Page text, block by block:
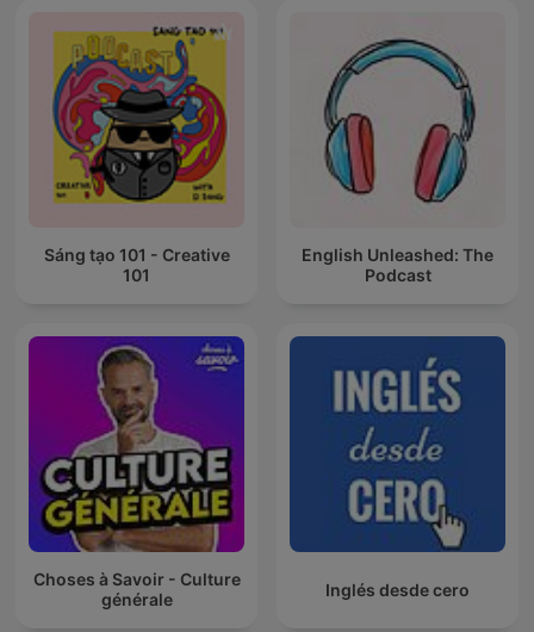
Sáng tạo 101 - Creative
101
English Unleashed: The
Podcast
Choses à Savoir - Culture
générale
Inglés desde cero